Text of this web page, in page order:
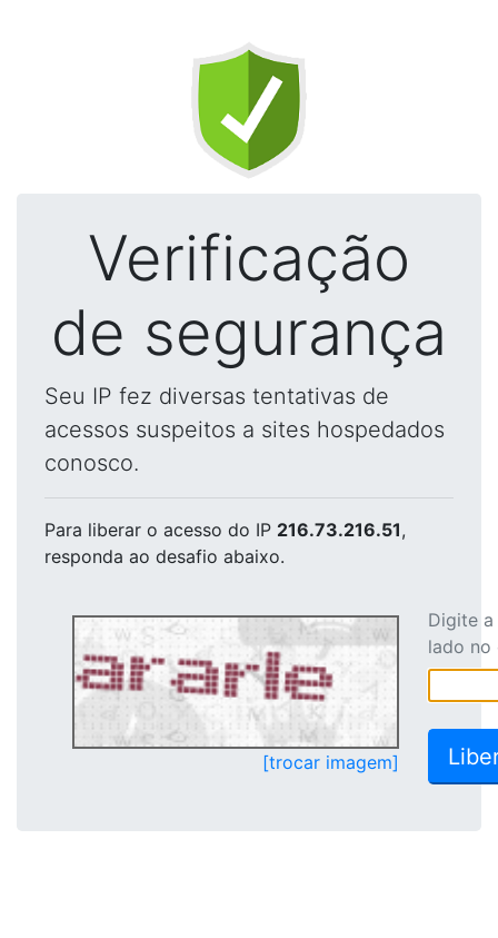
Verificação
de segurança
Seu IP fez diversas tentativas de
acessos suspeitos a sites hospedados
conosco.
Para liberar o acesso do IP 216.73.216.51,
responda ao desafio abaixo.
[trocar imagem]
Digite
lado no